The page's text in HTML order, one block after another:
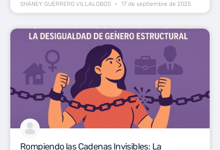
SHANEY GUERRERO VILLALOBOS 17 de septiembre de 2025
Rompiendo las Cadenas Invisibles: La